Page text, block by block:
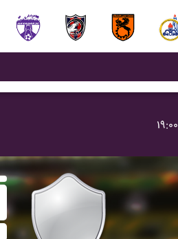
۱۹:۰۰